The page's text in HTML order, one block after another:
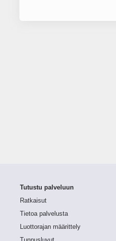
Tutustu palveluun
Ratkaisut
Tietoa palvelusta
Luottorajan määrittely